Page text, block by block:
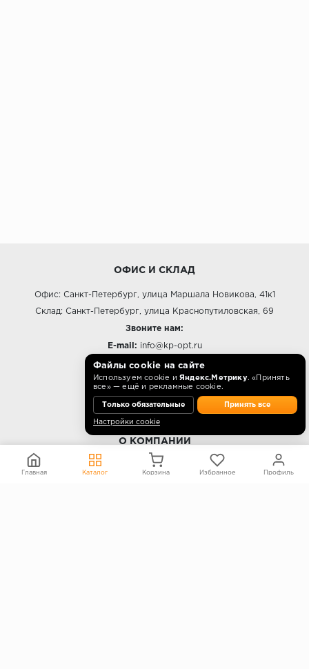
ОФИС И СКЛАД
Офис: Санкт-Петербург, улица Маршала Новикова, 41к1
Склад: Санкт-Петербург, улица Краснопутиловская, 69
Звоните нам:
E-mail: info@kp-opt.ru
Режим работы
10:00 - 18:00 пн-пт.
О КОМПАНИИ
Контакты
Файлы cookie на сайте
Используем cookie и Яндекс.Метрику. «Принять
все» — ещё и рекламные cookie.
Только обязательные Принять все
Настройки cookie
Главная Каталог Корзина Избранное Профиль